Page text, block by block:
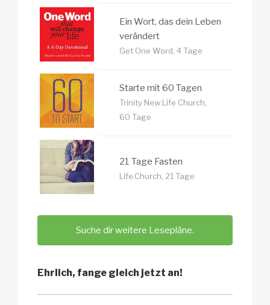
Ein Wort, das dein Leben
verändert
Get One Word, 4 Tage
Starte mit 60 Tagen
Trinity New Life Church,
60 Tage
21 Tage Fasten
Life.Church, 21 Tage
Suche dir weitere Lesepläne.
Ehrlich, fange gleich jetzt an!